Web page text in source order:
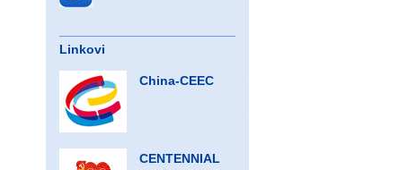
Linkovi
China-CEEC
CENTENNIAL